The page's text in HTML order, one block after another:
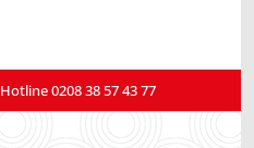
Hotline 0208 38 57 43 77